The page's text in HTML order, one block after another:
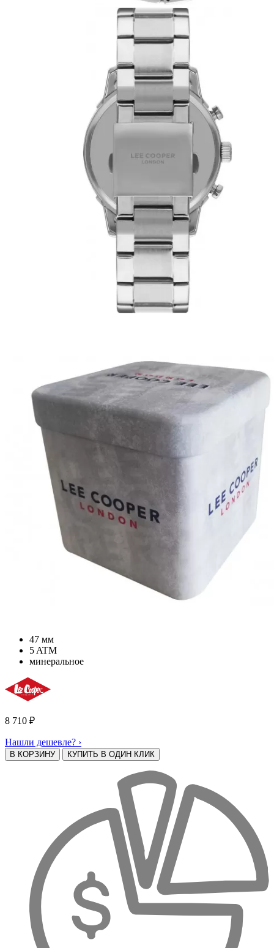
47 мм
5 ATM
минеральное
8 710 ₽
Нашли дешевле? ›
В КОРЗИНУ КУПИТЬ В ОДИН КЛИК